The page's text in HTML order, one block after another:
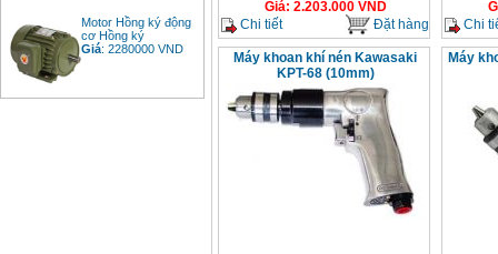
Motor Hồng ký động
cơ Hồng ký
Giá :2280000 VND
Giá: 2.203.000VND
Chi tiết
Đặt hàng
Chi
Máy khoan khí nén Kawasaki
KPT-68 (10mm)
Máy